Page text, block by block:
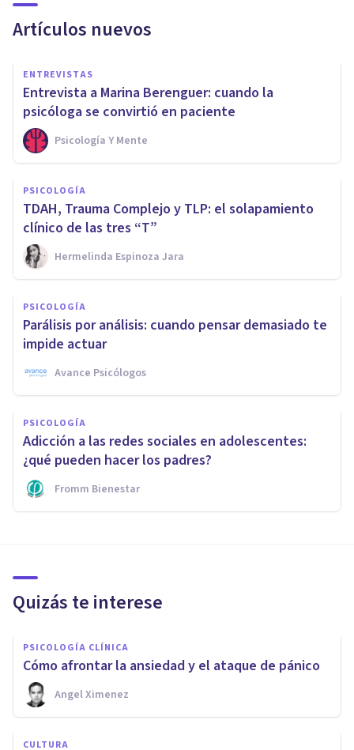
Artículos nuevos
ENTREVISTAS
Entrevista a Marina Berenguer: cuando la
psicóloga se convirtió en paciente
Psicología Y Mente
PSICOLOGÍA
TDAH, Trauma Complejo y TLP: el solapamiento
clínico de las tres “T”
Hermelinda Espinoza Jara
PSICOLOGÍA
Parálisis por análisis: cuando pensar demasiado te
impide actuar
Avance Psicólogos
PSICOLOGÍA
Adicción a las redes sociales en adolescentes:
¿qué pueden hacer los padres?
Fromm Bienestar
Quizás te interese
PSICOLOGÍA CLÍNICA
Cómo afrontar la ansiedad y el ataque de pánico
Angel Ximenez
CULTURA